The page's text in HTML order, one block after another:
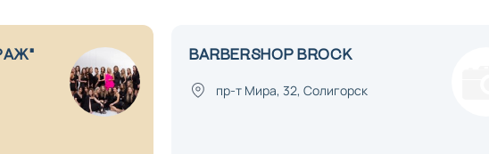
BARBERSHOP BROCK
пр-т Мира, 32, Солигорск